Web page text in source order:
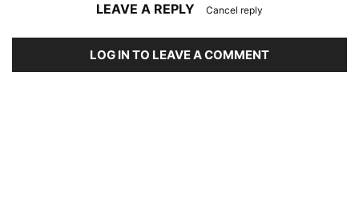
LEAVE A REPLY Cancel reply
LOG IN TO LEAVE A COMMENT